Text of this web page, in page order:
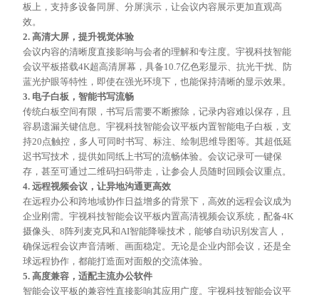
板上，支持多设备同屏、分屏演示，让会议内容展示更加直观高
效。
2. 高清大屏，提升视觉体验
会议内容的清晰度直接影响与会者的理解和专注度。宇视科技智能
会议平板搭载4K超高清屏幕，具备10.7亿色彩显示、抗光干扰、防
蓝光护眼等特性，即使在强光环境下，也能保持清晰的显示效果。
3. 电子白板，智能书写流畅
传统白板空间有限，书写后需要不断擦除，记录内容难以保存，且
容易遗漏关键信息。宇视科技智能会议平板内置智能电子白板，支
持20点触控，多人可同时书写、标注、绘制思维导图等。其超低延
迟书写技术，提供如同纸上书写的流畅体验。会议记录可一键保
存，甚至可通过二维码扫码带走，让参会人员随时回顾会议重点。
4. 远程视频会议，让异地沟通更高效
在远程办公和跨地域协作日益增多的背景下，高效的远程会议成为
企业刚需。宇视科技智能会议平板内置高清视频会议系统，配备4K
摄像头、8阵列麦克风和AI智能降噪技术，能够自动识别发言人，
确保远程会议声音清晰、画面稳定。无论是企业内部会议，还是全
球远程协作，都能打造面对面般的交流体验。
5. 高度兼容，适配主流办公软件
智能会议平板的兼容性直接影响其应用广度。宇视科技智能会议平